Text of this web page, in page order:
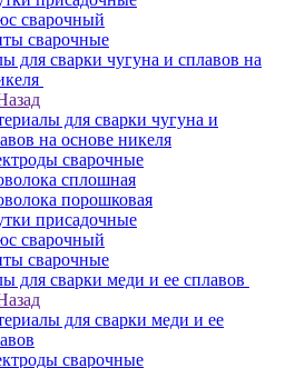
сварочный
сварочные
для сварки чугуна и сплавов на
для сварки чугуна и
на основе никеля
сварочные
сплошная
порошковая
присадочные
сварочный
сварочные
для сварки меди и ее сплавов
для сварки меди и ее
сварочные